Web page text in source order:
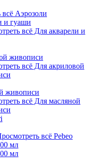
Аэрозоли
и гуаши
всё Для акварели и
живописи
всё Для акриловой
живописи
всё Для масляной
всё Pebeo
мл
мл